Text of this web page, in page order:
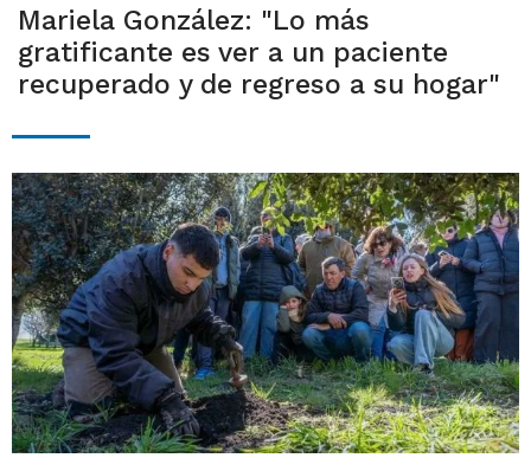
Mariela González: "Lo más
gratificante es ver a un paciente
recuperado y de regreso a su hogar"